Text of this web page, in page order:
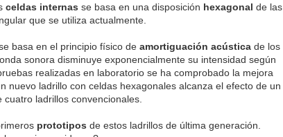
celdas internas se basa en una disposición hexagonal de las
que se utiliza actualmente.
basa en el principio físico de amortiguación acústica de los
sonora disminuye exponencialmente su intensidad según
realizadas en laboratorio se ha comprobado la mejora
nuevo ladrillo con celdas hexagonales alcanza el efecto de un
ladrillos convencionales.
prototipos de estos ladrillos de última generación.